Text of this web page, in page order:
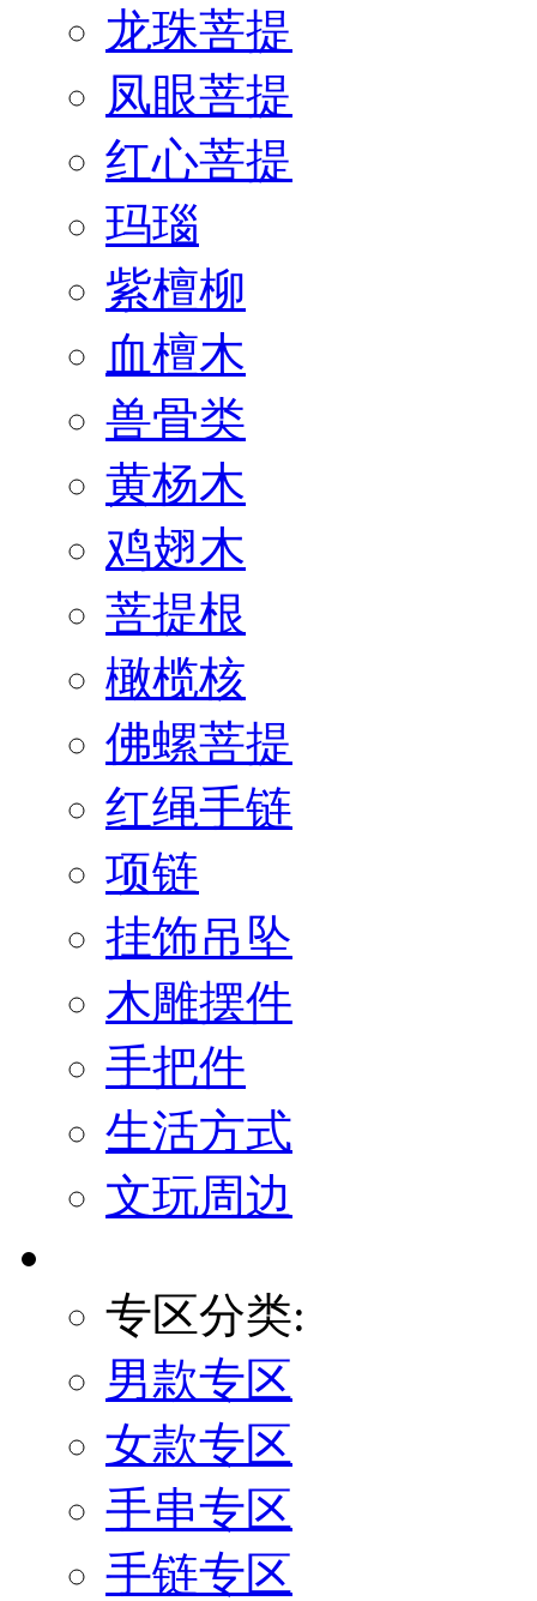
龙珠菩提
凤眼菩提
红心菩提
玛瑙
紫檀柳
血檀木
兽骨类
黄杨木
鸡翅木
菩提根
橄榄核
佛螺菩提
红绳手链
项链
挂饰吊坠
木雕摆件
手把件
生活方式
文玩周边
专区分类:
男款专区
女款专区
手串专区
手链专区